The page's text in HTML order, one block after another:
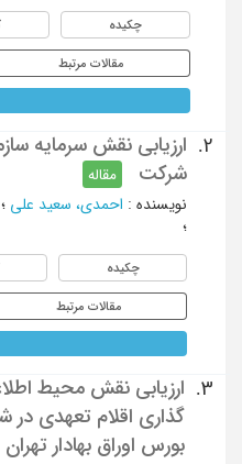
چکیده
مقالات مرتبط
2.
ارزیابی نقش سرمایه
شرکت
مقاله
نویسنده : احمدی، سعید علی ؛
؛
چکیده
مقالات مرتبط
3.
ارزیابی نقش محیط
گذاری اقلام تعهدی در
بورس اوراق بهادار تهران